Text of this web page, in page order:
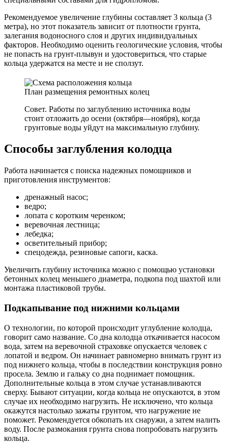
Рекомендуемое увеличение глубины составляет 3 кольца (3
метра), но этот показатель зависит от плотности грунта,
залегания водоносного слоя и других индивидуальных
факторов. Необходимо оценить геологические условия, чтобы
не попасть на грунт-плывун и удостовериться, что старые
кольца удержатся на месте и не сползут.
План размещения ремонтных колец
Совет. Работы по заглублению источника воды
стоит отложить до осени (октября—ноября), когда
грунтовые воды уйдут на максимальную глубину.
Способы заглубления колодца
Работа начинается с поиска надежных помощников и
приготовления инструментов:
дренажный насос;
ведро;
лопата с коротким черенком;
веревочная лестница;
лебедка;
осветительный прибор;
спецодежда, резиновые сапоги, каска.
Увеличить глубину источника можно с помощью установки
бетонных колец меньшего диаметра, подкопа под шахтой или
монтажа пластиковой трубы.
Подкапывание под нижними кольцами
О технологии, по которой происходит углубление колодца,
говорит само название. Со дна колодца откачивается насосом
вода, затем на веревочной страховке опускается человек с
лопатой и ведром. Он начинает равномерно внимать грунт из
под нижнего кольца, чтобы в последствии конструкция ровно
просела. Землю и гальку со дна поднимает помощник.
Дополнительные кольца в этом случае устанавливаются
сверху. Бывают ситуации, когда кольца не опускаются, в этом
случае их необходимо нагрузить. Не исключено, что кольца
окажутся настолько зажаты грунтом, что нагружение не
поможет. Рекомендуется обкопать их снаружи, а затем налить
воду. После размокания грунта снова попробовать нагрузить
кольца.